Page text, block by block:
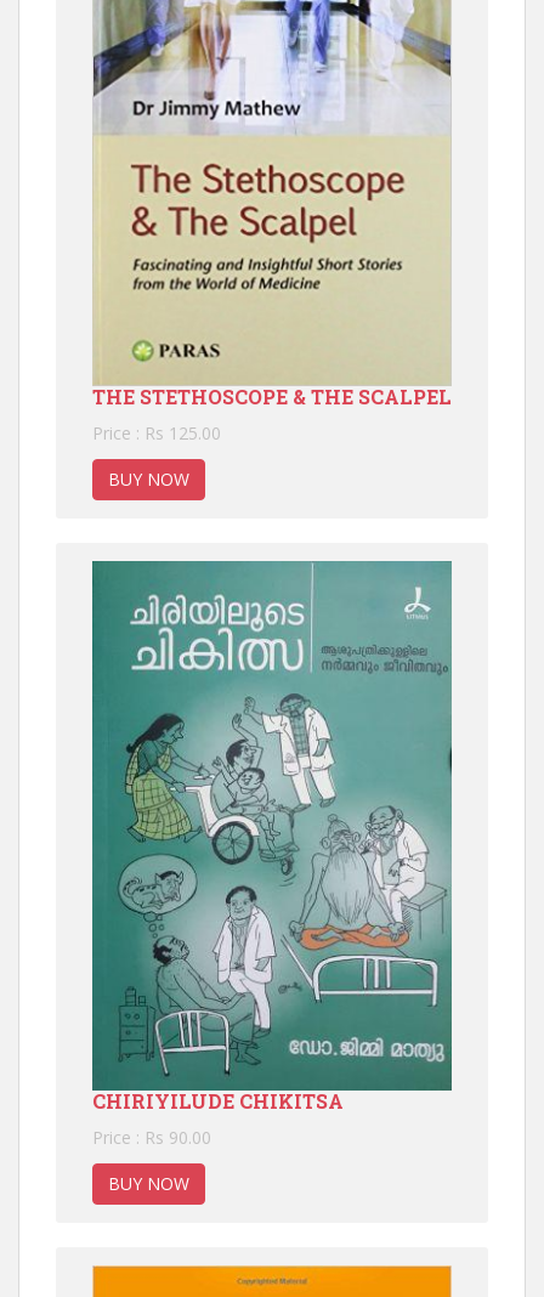
THE STETHOSCOPE & THE SCALPEL
Price : Rs 125.00
BUY NOW
CHIRIYILUDE CHIKITSA
Price : Rs 90.00
BUY NOW